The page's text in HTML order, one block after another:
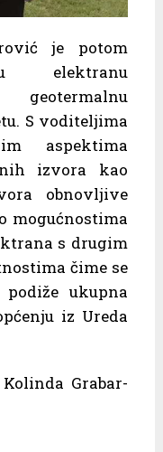
je potom
elektranu
S voditeljima
aspektima
izvora kao
obnovljive
mogućnostima
s drugim
čime se
ukupna
iz Ureda
Grabar-